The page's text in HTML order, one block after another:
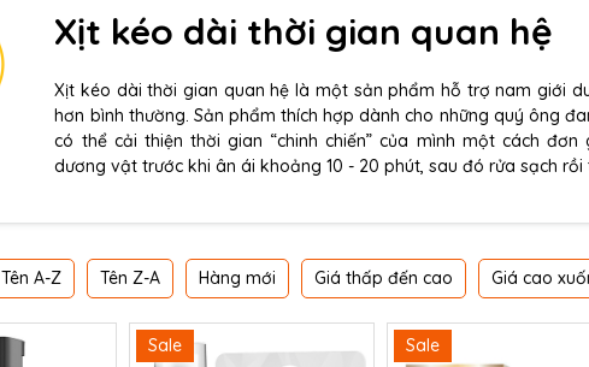
Xịt kéo dài thời gian quan hệ
Xịt kéo dài thời gian quan hệ là một sản phẩm hỗ trợ nam giới
hơn bình thường. Sản phẩm thích hợp dành cho những quý ông
có thể cải thiện thời gian “chinh chiến” của mình một cách
dương vật trước khi ân ái khoảng 10 - 20 phút, sau đó rửa sạch rồi
Tên A-Z Tên Z-A Hàng mới Giá thấp đến cao Giá cao
Sale Sale